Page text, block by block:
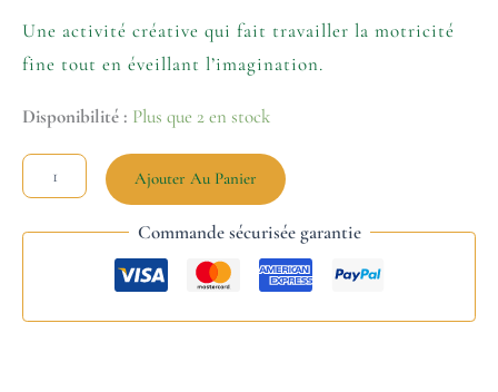
Une activité créative qui fait travailler la motricité
fine tout en éveillant l’imagination.
Disponibilité : Plus que 2 en stock
Ajouter Au Panier
Commande sécurisée garantie